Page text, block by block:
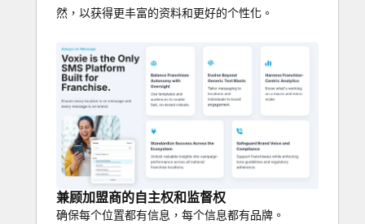
然，以获得更丰富的资料和更好的个性化。
兼顾加盟商的自主权和监督权
确保每个位置都有信息，每个信息都有品牌。